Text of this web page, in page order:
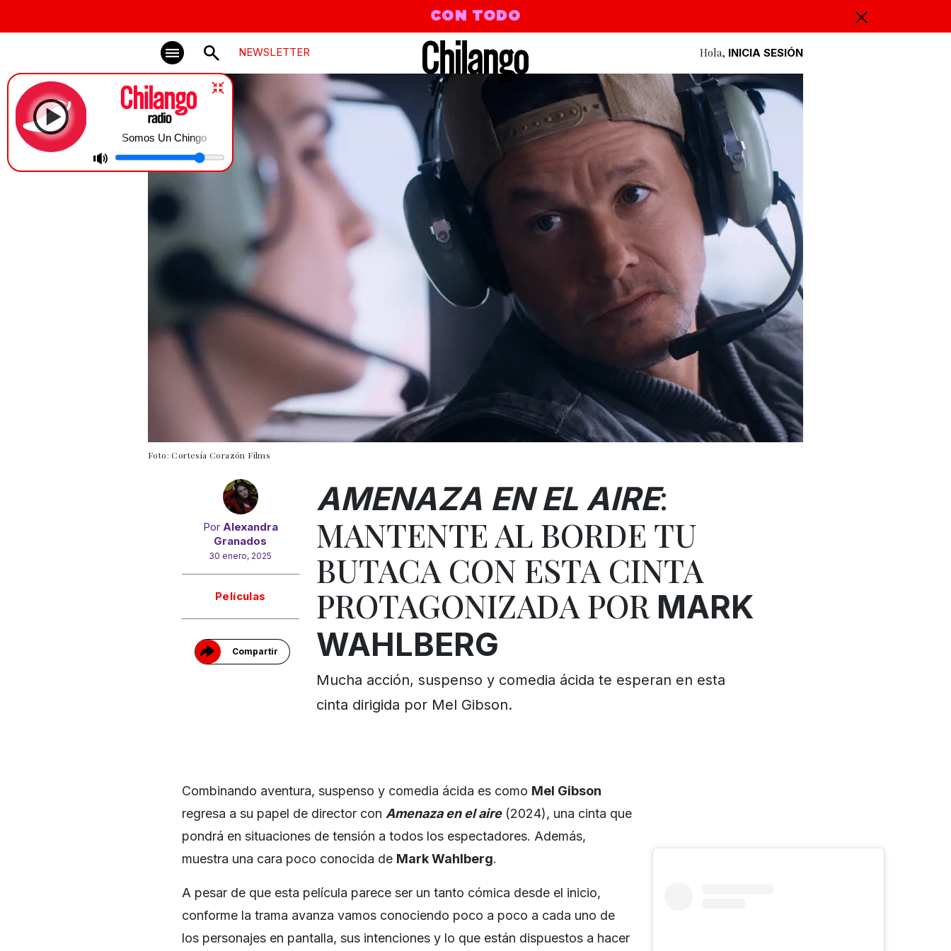
CON TODO
NEWSLETTER Hola, INICIA SESIÓN
Somos Un Chingo
Foto: Cortesía Corazón Films
Por Alexandra
Granados
30 enero, 2025
Películas
Compartir
AMENAZA EN EL AIRE:
MANTENTE AL BORDE TU
BUTACA CON ESTA CINTA
PROTAGONIZADA POR MARK
WAHLBERG
Mucha acción, suspenso y comedia ácida te esperan en esta
cinta dirigida por Mel Gibson.
Combinando aventura, suspenso y comedia ácida es como Mel Gibson
regresa a su papel de director con Amenaza en el aire(2024), una cinta que
pondrá en situaciones de tensión a todos los espectadores. Además,
muestra una cara poco conocida de Mark Wahlberg.
A pesar de que esta película parece ser un tanto cómica desde el inicio,
conforme la trama avanza vamos conociendo poco a poco a cada uno de
los personajes en pantalla, sus intenciones y lo que están dispuestos a hacer